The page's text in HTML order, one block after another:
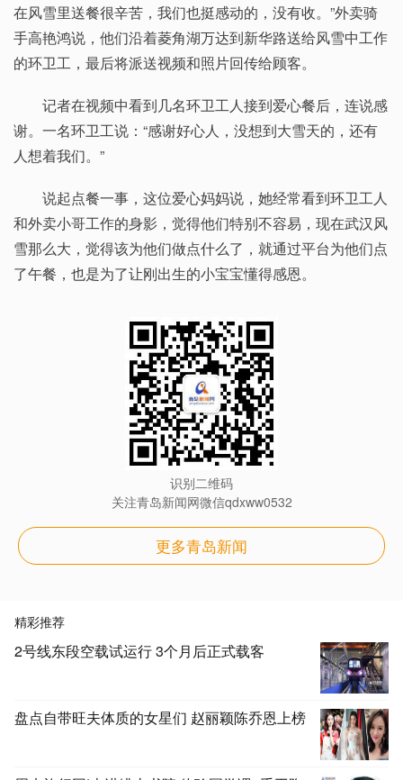
在风雪里送餐很辛苦，我们也挺感动的，没有收。”外卖骑
手高艳鸿说，他们沿着菱角湖万达到新华路送给风雪中工作
的环卫工，最后将派送视频和照片回传给顾客。
记者在视频中看到几名环卫工人接到爱心餐后，连说感
谢。一名环卫工说：“感谢好心人，没想到大雪天的，还有
人想着我们。”
说起点餐一事，这位爱心妈妈说，她经常看到环卫工人
和外卖小哥工作的身影，觉得他们特别不容易，现在武汉风
雪那么大，觉得该为他们做点什么了，就通过平台为他们点
了午餐，也是为了让刚出生的小宝宝懂得感恩。
识别二维码
关注青岛新闻网微信qdxww0532
更多青岛新闻
精彩推荐
2号线东段空载试运行 3个月后正式载客
盘点自带旺夫体质的女星们 赵丽颖陈乔恩上榜